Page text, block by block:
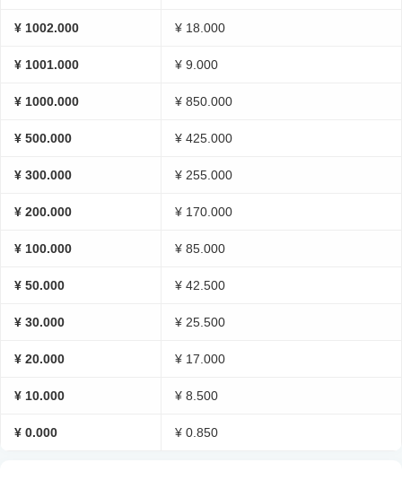
¥ 1002.000 ¥ 18.000
¥ 1001.000 ¥ 9.000
¥ 1000.000 ¥ 850.000
¥ 500.000 ¥ 425.000
¥ 300.000 ¥ 255.000
¥ 200.000 ¥ 170.000
¥ 100.000 ¥ 85.000
¥ 50.000 ¥ 42.500
¥ 30.000 ¥ 25.500
¥ 20.000 ¥ 17.000
¥ 10.000 ¥ 8.500
¥ 0.000 ¥ 0.850